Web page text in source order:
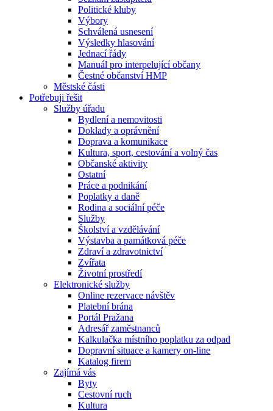
Politické kluby
Výbory
Schválená usnesení
Výsledky hlasování
Jednací řády
Manuál pro interpelující občany
Čestné občanství HMP
Městské části
Potřebuji řešit
Služby úřadu
Bydlení a nemovitosti
Doklady a oprávnění
Doprava a komunikace
Kultura, sport, cestování a volný čas
Občanské aktivity
Ostatní
Práce a podnikání
Poplatky a daně
Rodina a sociální péče
Služby
Školství a vzdělávání
Výstavba a památková péče
Zdraví a zdravotnictví
Zvířata
Životní prostředí
Elektronické služby
Online rezervace návštěv
Platební brána
Portál Pražana
Adresář zaměstnanců
Kalkulačka místního poplatku za odpad
Dopravní situace a kamery on-line
Katalog firem
Zajímá vás
Byty
Cestovní ruch
Kultura